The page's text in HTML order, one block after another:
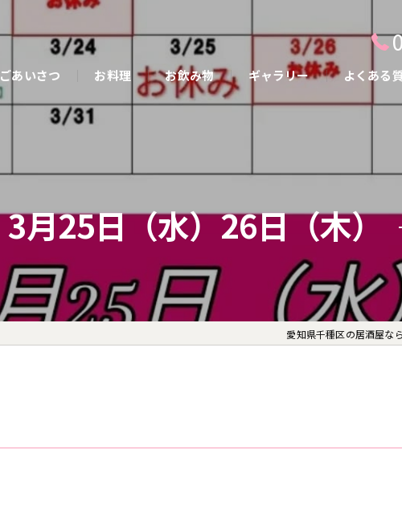
ごあいさつ お料理 お飲み物 ギャラリー よくある
3月25日（水）26日（木）
愛知県千種区の居酒屋な